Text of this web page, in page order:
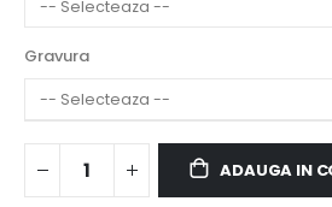
Gravura
ADAUGA IN